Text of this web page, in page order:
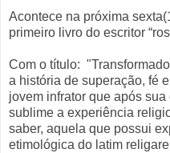
Acontece na próxima
primeiro livro do escritor
Com o título:
a história de superação, fé
jovem infrator que após
sublime a experiência
saber, aquela que possui
etimológica do latim